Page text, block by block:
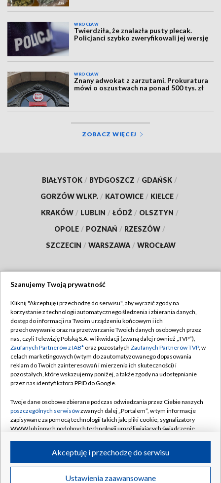
WROCŁAW
Twierdziła, że znalazła pusty plecak.
Policjanci szybko zweryfikowali jej wersję
WROCŁAW
Znany adwokat z zarzutami. Prokuratura
mówi o oszustwach na ponad 500 tys. zł
ZOBACZ WIĘCEJ
BIAŁYSTOK / BYDGOSZCZ / GDAŃSK /
GORZÓW WLKP. / KATOWICE / KIELCE /
KRAKÓW / LUBLIN / ŁÓDŹ / OLSZTYN /
OPOLE / POZNAŃ / RZESZÓW /
SZCZECIN / WARSZAWA / WROCŁAW
TVP
Abonament TVP
Emisja w TVP
Centrum informacji TVP
Naziemna Telewizja Cyfrowa
Rada Programowa
System NOS
Informacje o nadawcy
Program dla prasy
Regulamin TVP
Polityka prywatności
Moje zgody
Pomoc
Kontakt
Kanały
©2026 Telewizja Polska S.A. w likwidacji
Szanujemy Twoją prywatność
Kliknij "Akceptuję i przechodzę do serwisu", aby wyrazić zgody na
korzystanie z technologii automatycznego śledzenia i zbierania danych,
dostęp do informacji na Twoim urządzeniu końcowym i ich
przechowywanie oraz na przetwarzanie Twoich danych osobowych przez
nas, czyli Telewizję Polską S.A. w likwidacji (zwaną dalej również „TVP”),
Zaufanych Partnerów z IAB* oraz pozostałych Zaufanych Partnerów TVP, w
celach marketingowych (w tym do zautomatyzowanego dopasowania
reklam do Twoich zainteresowań i mierzenia ich skuteczności) i
pozostałych, które wskazujemy poniżej, a także zgody na udostępnianie
przez nas identyfikatora PPID do Google.
Twoje dane osobowe zbierane podczas odwiedzania przez Ciebie naszych
poszczególnych serwisówzwanych dalej „Portalem”, w tym informacje
zapisywane za pomocą technologii takich jak: pliki cookie, sygnalizatory
WWW lub innych podobnych technologii umożliwiających świadczenie
ruchu w Internecie.
Twoje dane osobowe zbierane podczas odwiedzania przez Ciebie
Ustawienia zaawansowane
Akceptuję i przechodzę do serwisu